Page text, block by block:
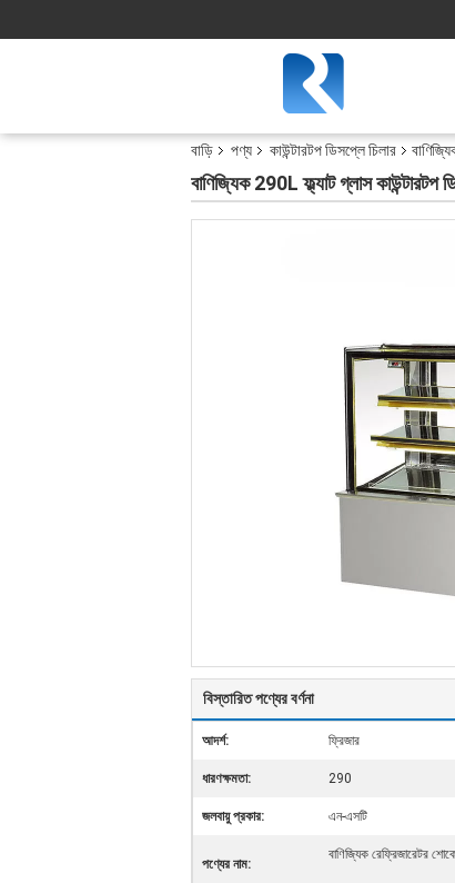
বাড়ি পণ্য কাউন্টারটপ ডিসপ্লে চিলার
বাণিজ্যিক 290L ফ্ল্যাট গ্লাস কাউন্টারটপ
বিস্তারিত পণ্যের বর্ণনা
আদর্শ: ফ্রিজার
ধারণক্ষমতা: 290
জলবায়ু প্রকার: এন-এসটি
পণ্যের নাম:
বাণিজ্যিক রেফ্রিজারেটর